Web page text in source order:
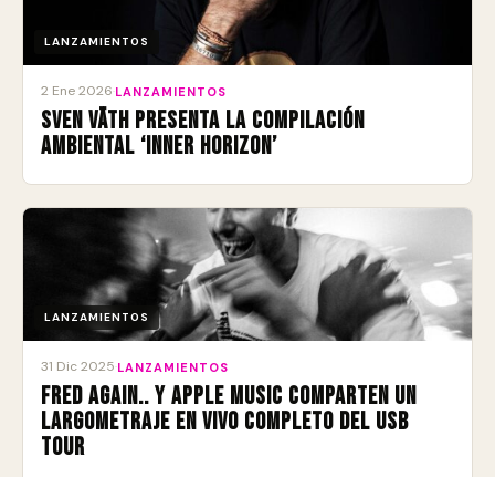
LANZAMIENTOS
2 Ene 2026 LANZAMIENTOS
Sven Väth presenta la compilación
ambiental ‘Inner Horizon’
LANZAMIENTOS
31 Dic 2025 LANZAMIENTOS
Fred again.. y Apple Music comparten un
largometraje en vivo completo del USB
Tour